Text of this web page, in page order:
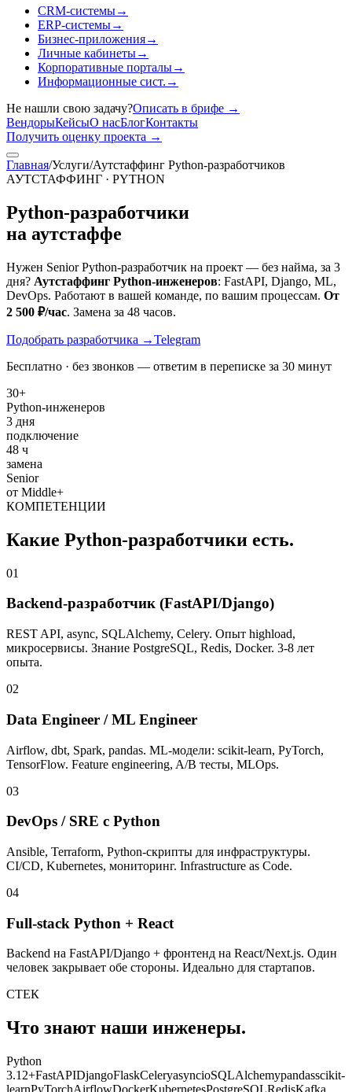
CRM-системы→
ERP-системы→
Бизнес-приложения→
Личные кабинеты→
Корпоративные порталы→
Информационные сист. →
Не нашли свою задачу?Описать в брифе →
ВендорыКейсыО насБлогКонтакты
Получить оценку проекта →
Главная/Услуги/Аутстаффинг Python-разработчиков
АУТСТАФФИНГ · PYTHON
Python-разработчики
на аутстаффе
Нужен Senior Python-разработчик на проект — без найма, за 3
дня? Аутстаффинг Python-инженеров: FastAPI, Django, ML,
DevOps. Работают в вашей команде, по вашим процессам. От
2 500 ₽/час. Замена за 48 часов.
Подобрать разработчика →Telegram
Бесплатно · без звонков — ответим в переписке за 30 минут
30+
Python-инженеров
3 дня
подключение
48 ч
замена
Senior
от Middle+
КОМПЕТЕНЦИИ
Какие Python-разработчики есть.
01
Backend-разработчик (FastAPI/Django)
REST API, async, SQLAlchemy, Celery. Опыт highload,
микросервисы. Знание PostgreSQL, Redis, Docker. 3-8 лет
опыта.
02
Data Engineer / ML Engineer
Airflow, dbt, Spark, pandas. ML-модели: scikit-learn, PyTorch,
TensorFlow. Feature engineering, A/B тесты, MLOps.
03
DevOps / SRE с Python
Ansible, Terraform, Python-скрипты для инфраструктуры.
CI/CD, Kubernetes, мониторинг. Infrastructure as Code.
04
Full-stack Python + React
Backend на FastAPI/Django + фронтенд на React/Next.js. Один
человек закрывает обе стороны. Идеально для стартапов.
СТЕК
Что знают наши инженеры.
Python
3.12+FastAPIDjangoFlaskCeleryasyncioSQLAlchemypandasscikit-